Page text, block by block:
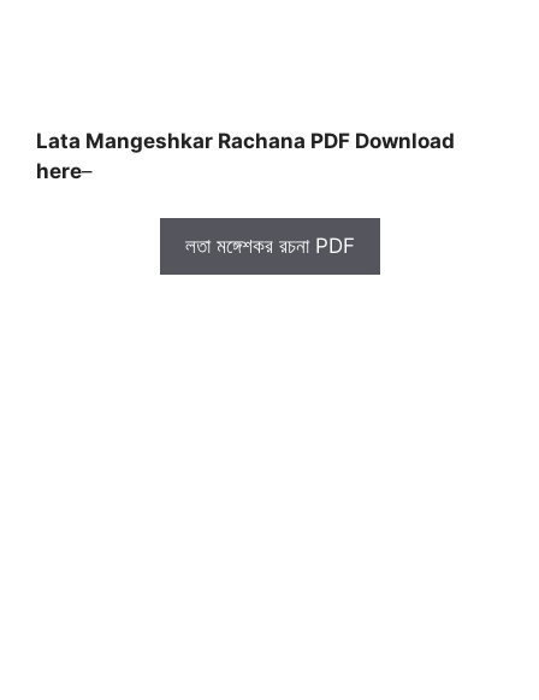
Lata Mangeshkar Rachana PDF Download
here–
লতা মঙ্গেশকর রচনা PDF